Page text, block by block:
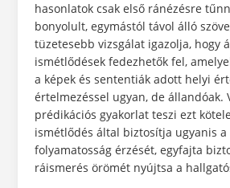
hasonlatok csak első ránézésre
bonyolult, egymástól távol álló
tüzetesebb vizsgálat igazolja, hogy
ismétlődések fedezhetők fel,
a képek és sententiák adott helyi
értelmezéssel ugyan, de állandóak.
prédikációs gyakorlat teszi ezt
ismétlődés által biztosítja ugyanis
folyamatosság érzését, egyfajta
ráismerés örömét nyújtsa a